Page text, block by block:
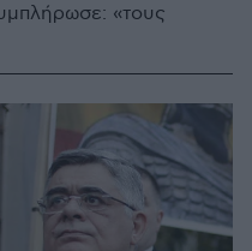
«τους